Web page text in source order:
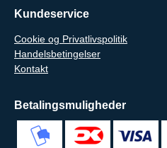
Kundeservice
Cookie og Privatlivspolitik
Handelsbetingelser
Kontakt
Betalingsmuligheder